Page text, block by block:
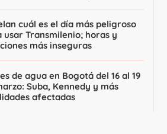
cuál es el día más peligroso
usar Transmilenio; horas y
más inseguras
de agua en Bogotá del 16 al 19
Suba, Kennedy y más
afectadas